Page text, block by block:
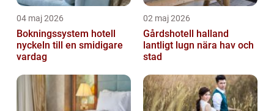
04 maj 2026
Bokningssystem hotell
nyckeln till en smidigare
vardag
02 maj 2026
Gårdshotell halland
lantligt lugn nära hav och
stad